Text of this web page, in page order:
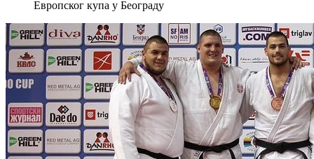
Европског купа у Београду